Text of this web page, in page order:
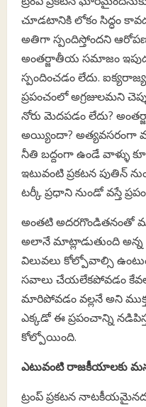
చూడటానికి లోకం సిద్ధం
అతిగా స్పందిస్తోందని
అంతర్జాతీయ సమాజం
స్పందించడం లేదు.
ప్రపంచంలో అగ్రజులమని
నోరు మెదపడం లేదు?
అయ్యిందా? అత్యవసరంగా
నీతి బద్దంగా ఉండే వాళ్ళు
ఇటువంటి ప్రకటన పుతిన్
టర్కీ ప్రధాని నుండో వస్తే
అంతటి అదరగొండితనంతో
అలానే మాట్లాడుతుంది అన్న
విలువలు కోల్పోవాల్సి
సవాలు చేయలేకపోవడం
మారిపోవడం వల్లనే అని
ఎక్కడో ఈ ప్రపంచాన్ని
కోల్పోయింది.
ఎటువంటి రాజకీయాలకు
ట్రంప్ ప్రకటన